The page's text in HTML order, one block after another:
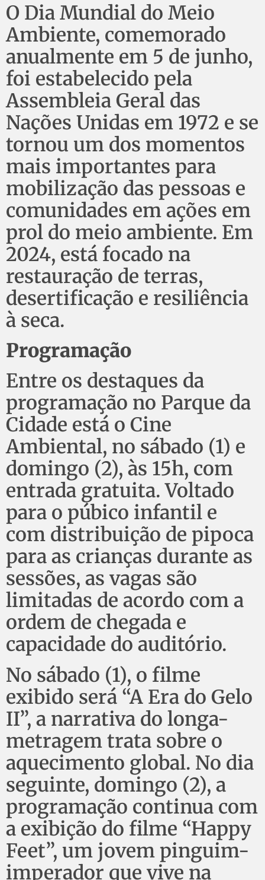
O Dia Mundial do Meio
Ambiente, comemorado
anualmente em 5 de junho,
foi estabelecido pela
Assembleia Geral das
Nações Unidas em 1972 e se
tornou um dos momentos
mais importantes para
mobilização das pessoas e
comunidades em ações em
prol do meio ambiente. Em
2024, está focado na
restauração de terras,
desertificação e resiliência
à seca.
Programação
Entre os destaques da
programação no Parque da
Cidade está o Cine
Ambiental, no sábado (1) e
domingo (2), às 15h, com
entrada gratuita. Voltado
para o púbico infantil e
com distribuição de pipoca
para as crianças durante as
sessões, as vagas são
limitadas de acordo com a
ordem de chegada e
capacidade do auditório.
No sábado (1), o filme
exibido será “A Era do Gelo
II”, a narrativa do longa-
metragem trata sobre o
aquecimento global. No dia
seguinte, domingo (2), a
programação continua com
a exibição do filme “Happy
Feet”, um jovem pinguim-
imperador que vive na